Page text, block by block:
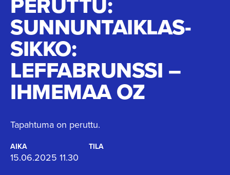
SUNNUNTAIK­LAS­
SIKKO:
LEFFABRUNSSI –
IHMEMAA OZ
Tapahtuma on peruttu.
AIKA
15.06.2025 11.30
TILA